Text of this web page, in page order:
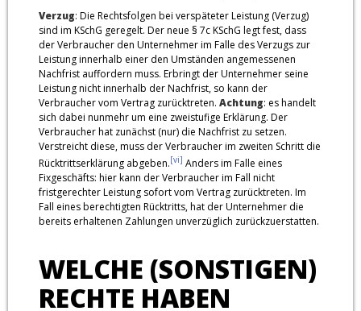
Verzug: Die Rechtsfolgen bei verspäteter Leistung (Verzug)
sind im KSchG geregelt. Der neue § 7c KSchG legt fest, dass
der Verbraucher den Unternehmer im Falle des Verzugs zur
Leistung innerhalb einer den Umständen angemessenen
Nachfrist auffordern muss. Erbringt der Unternehmer seine
Leistung nicht innerhalb der Nachfrist, so kann der
Verbraucher vom Vertrag zurücktreten. Achtung: es handelt
sich dabei nunmehr um eine zweistufige Erklärung. Der
Verbraucher hat zunächst (nur) die Nachfrist zu setzen.
Verstreicht diese, muss der Verbraucher im zweiten Schritt die
Rücktrittserklärung abgeben.[vi] Anders im Falle eines
Fixgeschäfts: hier kann der Verbraucher im Fall nicht
fristgerechter Leistung sofort vom Vertrag zurücktreten. Im
Fall eines berechtigten Rücktritts, hat der Unternehmer die
bereits erhaltenen Zahlungen unverzüglich zurückzuerstatten.
WELCHE (SONSTIGEN)
RECHTE HABEN